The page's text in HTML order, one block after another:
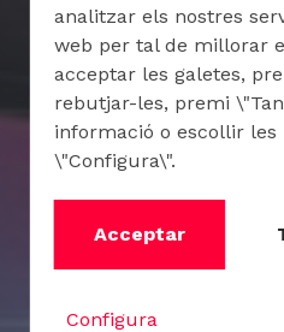
analitzar els nostres
web per tal de millorar
acceptar les galetes,
rebutjar-les, premi
informació o escollir
\"Configura\".
Acceptar
Configura